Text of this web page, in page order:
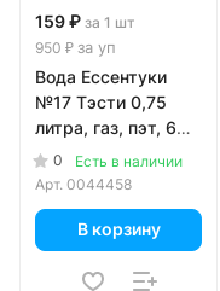
159 ₽ за 1 шт
950 ₽ за уп
Вода Ессентуки
№17 Тэсти 0,75
литра, газ, пэт, 6
шт. в уп.
0
Есть в наличии
Арт. 0044458
В корзину